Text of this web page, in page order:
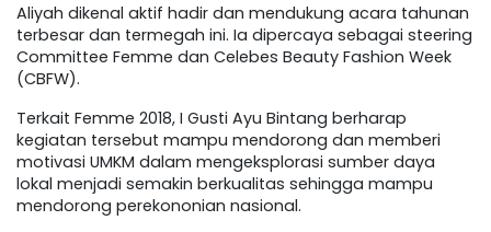
Aliyah dikenal aktif hadir dan mendukung acara tahunan
terbesar dan termegah ini. Ia dipercaya sebagai steering
Committee Femme dan Celebes Beauty Fashion Week
(CBFW).
Terkait Femme 2018, I Gusti Ayu Bintang berharap
kegiatan tersebut mampu mendorong dan memberi
motivasi UMKM dalam mengeksplorasi sumber daya
lokal menjadi semakin berkualitas sehingga mampu
mendorong perekononian nasional.